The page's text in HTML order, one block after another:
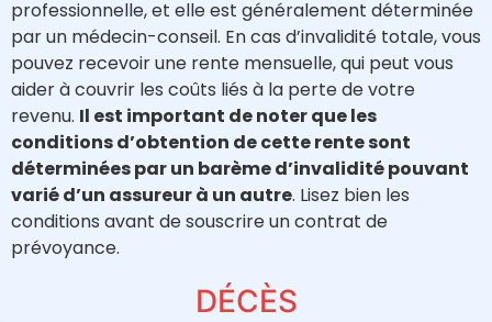
professionnelle, et elle est généralement déterminée
par un médecin-conseil. En cas d’invalidité totale, vous
pouvez recevoir une rente mensuelle, qui peut vous
aider à couvrir les coûts liés à la perte de votre
revenu. Il est important de noter que les
conditions d’obtention de cette rente sont
déterminées par un barème d’invalidité pouvant
varié d’un assureur à un autre. Lisez bien les
conditions avant de souscrire un contrat de
prévoyance.
DÉCÈS